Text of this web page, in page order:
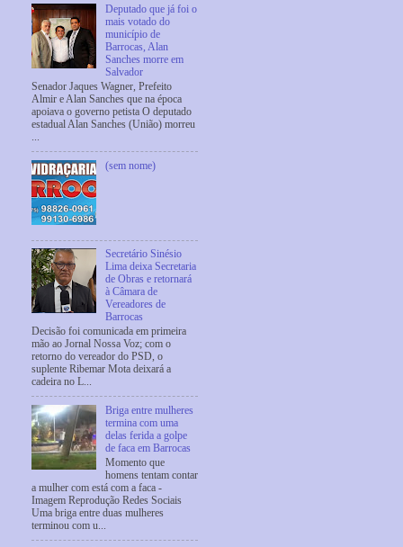
Deputado que já foi o
mais votado do
município de
Barrocas, Alan
Sanches morre em
Salvador
Senador Jaques Wagner, Prefeito
Almir e Alan Sanches que na época
apoiava o governo petista O deputado
estadual Alan Sanches (União) morreu
...
(sem nome)
Secretário Sinésio
Lima deixa Secretaria
de Obras e retornará
à Câmara de
Vereadores de
Barrocas
Decisão foi comunicada em primeira
mão ao Jornal Nossa Voz; com o
retorno do vereador do PSD, o
suplente Ribemar Mota deixará a
cadeira no L...
Briga entre mulheres
termina com uma
delas ferida a golpe
de faca em Barrocas
Momento que
homens tentam contar
a mulher com está com a faca -
Imagem Reprodução Redes Sociais
Uma briga entre duas mulheres
terminou com u...